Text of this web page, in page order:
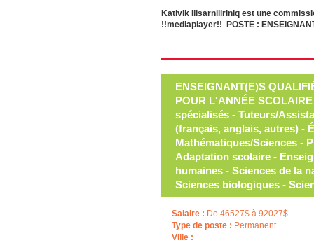
Kativik Ilisarniliriniq est une
!!mediaplayer!! POSTE :
ENSEIGNANT(E)S
POUR L'ANNÉE
spécialisés - Tuteurs/
(français, anglais, autres) -
Mathématiques/Sciences -
Adaptation scolaire -
humaines - Sciences de la
Sciences biologiques -
Salaire : De 46527$ à 92027$
Type de poste : Permanent
Ville :